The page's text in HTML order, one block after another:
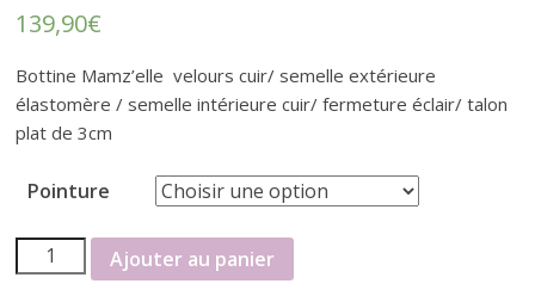
o
r
t
e
139,90€
Bottine Mamz’elle velours cuir/ semelle extérieure
élastomère / semelle intérieure cuir/ fermeture éclair/ talon
plat de 3cm
Pointure
quantité
de
Ajouter au panier